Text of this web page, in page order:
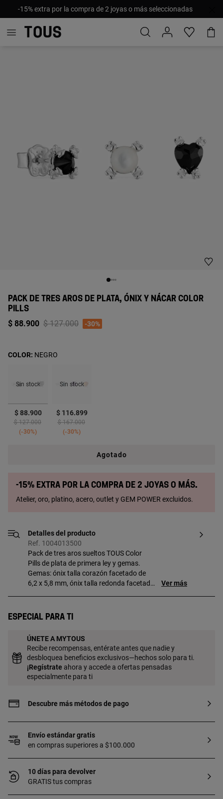
-15% extra por la compra de 2 joyas o más seleccionadas
PACK DE TRES AROS DE PLATA, ÓNIX Y NÁCAR COLOR
PILLS
$ 88.900 Price reduced from
$ 127.000to-30%
Sin stock
seleccionado
$ 88.900
Price reduced from
$ 127.000to
-30%
Sin stock
$ 116.899
Price reduced from
$ 167.000to
-30%
COLOR: NEGRO
Agotado
-15% extra por la compra de 2 joyas o más.
Atelier, oro, platino, acero, outlet y GEM POWER excluidos.
Detalles del producto
Ref. 1004013500
Pack de tres aros sueltos TOUS Color
Pills de plata de primera ley y gemas.
Gemas: ónix talla corazón facetado de
6,2 x 5,8 mm, ónix talla redonda facetado
con garras en forma de oso Bold Bear.
Ver más
Especial para ti
ÚNETE A MYTOUS
Recibe recompensas, entérate antes que nadie y
desbloquea beneficios exclusivos—hechos solo para ti.
¡Regístrate ahora y accede a ofertas pensadas
especialmente para ti
Descubre más métodos de pago
Envío estándar gratis
en compras superiores a $100.000
10 días para devolver
GRATIS tus compras